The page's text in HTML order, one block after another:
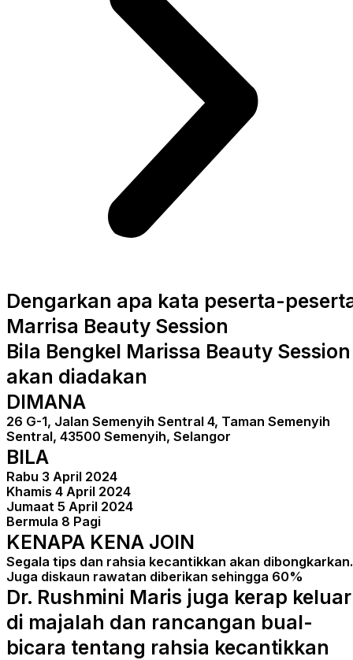
Dengarkan apa kata peserta-
Marrisa Beauty Session
Bila Bengkel Marissa Beauty Session
akan diadakan
DIMANA
26 G-1, Jalan Semenyih Sentral 4, Taman Semenyih
Sentral, 43500 Semenyih, Selangor
BILA
Rabu 3 April 2024
Khamis 4 April 2024
Jumaat 5 April 2024
Bermula 8 Pagi
KENAPA KENA JOIN
Segala tips dan rahsia kecantikkan akan dibongkarkan.
Juga diskaun rawatan diberikan sehingga 60%
Dr. Rushmini Maris juga kerap keluar
di majalah dan rancangan bual-
bicara tentang rahsia kecantikkan